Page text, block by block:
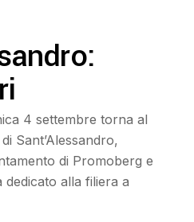
4 settembre torna al
Sant’Alessandro,
di Promoberg e
alla filiera a